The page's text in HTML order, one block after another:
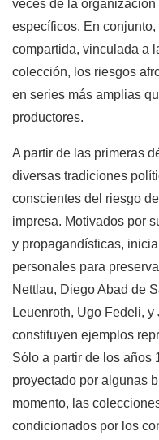
veces de la
específicos. En
compartida, vinculada a
colección, los riesgos
en series más amplias
productores.
A partir de las primeras
diversas tradiciones
conscientes del riesgo
impresa. Motivados por
y propagandísticas,
personales para
Nettlau, Diego Abad de
Leuenroth, Ugo Fedeli,
constituyen ejemplos
Sólo a partir de los años
proyectado por algunas
momento, las
condicionados por los